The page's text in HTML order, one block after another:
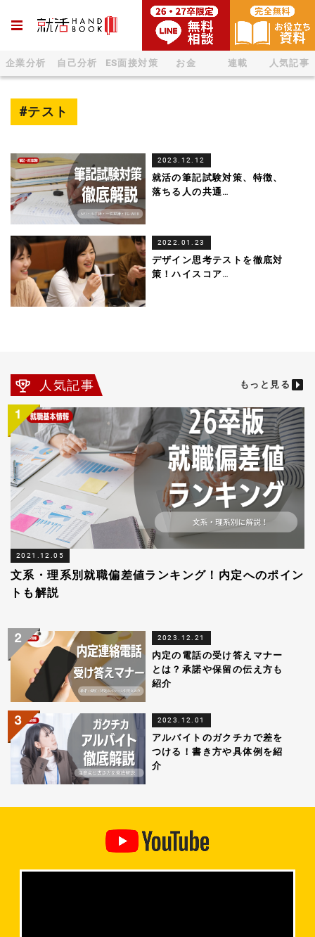
企業分析 自己分析 ES面接対策 お金 連載 人気記事
#テスト
2023.12.12
就活の筆記試験対策、特徴、
落ちる人の共通…
2022.01.23
デザイン思考テストを徹底対
策！ハイスコア…
人気記事 もっと見る
2021.12.05
文系・理系別就職偏差値ランキング！内定へのポイン
トも解説
2023.12.21
内定の電話の受け答えマナー
とは？承諾や保留の伝え方も
紹介
2023.12.01
アルバイトのガクチカで差を
つける！書き方や具体例を紹
介